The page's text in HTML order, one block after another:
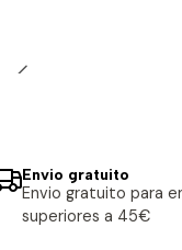
Envio gratuito
Envio gratuito para
superiores a 45€